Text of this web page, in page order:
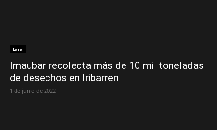
Lara
Imaubar recolecta más de 10 mil toneladas
de desechos en Iribarren
1 de junio de 2022